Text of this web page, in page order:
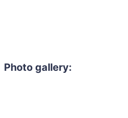
Photo gallery: